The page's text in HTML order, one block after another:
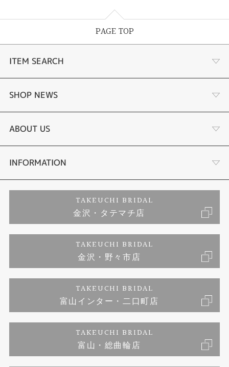
PAGE TOP
ITEM SEARCH
婚約指輪
結婚指輪
セットリング
婚約ネックレス
ダイヤモンド
ジュエリーリフォーム
SHOP NEWS
選ばれる理由まとめ
お客様の声
プロポーズサポート
ブランドリスト
福井指輪工房｜手作りペアリング
福井指輪工房｜手作り結婚指輪 and 婚約指輪
福井工房｜手作り婚約指輪プロポーズプラン
ABOUT US
会社概要
お客様の声
INFORMATION
プライバシーポリシー
TAKEUCHI BRIDAL
金沢・タテマチ店
TAKEUCHI BRIDAL
金沢・野々市店
TAKEUCHI BRIDAL
富山インター・二口町店
TAKEUCHI BRIDAL
富山・総曲輪店